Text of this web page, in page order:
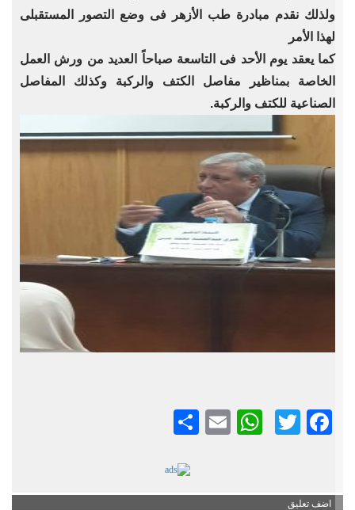
ولذلك نقدم مبادرة طب الأزهر فى وضع التصور المستقبلى
لهذا الأمر
كما يعقد يوم الأحد فى التاسعة صباحاً العديد من ورش العمل
الخاصة بمناظير مفاصل الكتف والركبة وكذلك المفاصل
الصناعية للكتف والركبة.
Facebook
Twitter
WhatsApp
Email
اضف تعليق